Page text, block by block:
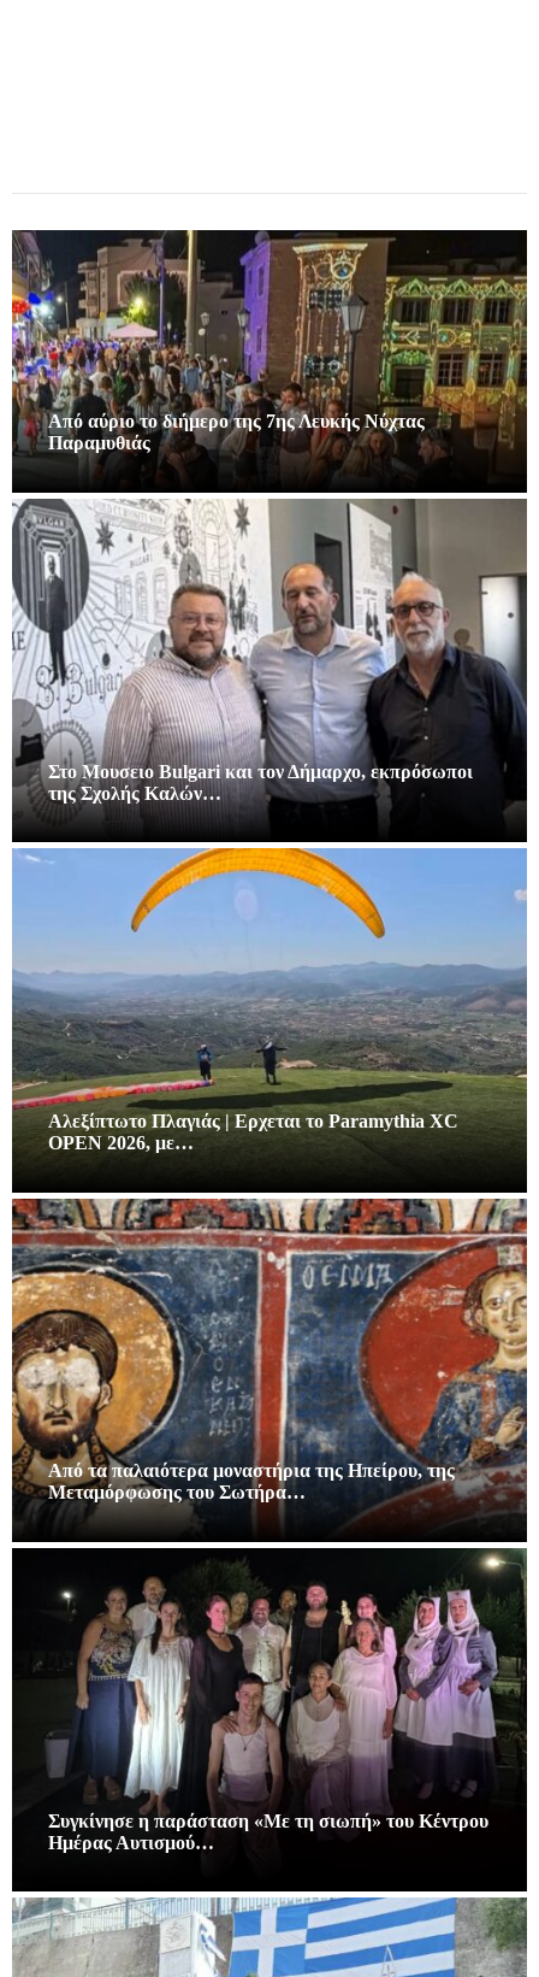
Από αύριο το διήμερο της 7ης Λευκής Νύχτας
Παραμυθιάς
Στο Μουσειο Bulgari και τον Δήμαρχο, εκπρόσωποι
της Σχολής Καλών…
Αλεξίπτωτο Πλαγιάς | Ερχεται το Paramythia XC
OPEN 2026, με…
Από τα παλαιότερα μοναστήρια της Ηπείρου, της
Μεταμόρφωσης του Σωτήρα…
Συγκίνησε η παράσταση «Με τη σιωπή» του Κέντρου
Ημέρας Αυτισμού…